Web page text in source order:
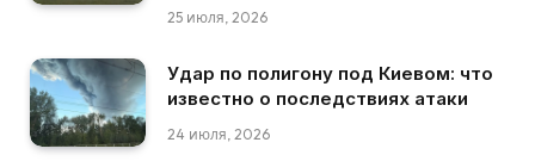
25 июля, 2026
Удар по полигону под Киевом: что
известно о последствиях атаки
24 июля, 2026